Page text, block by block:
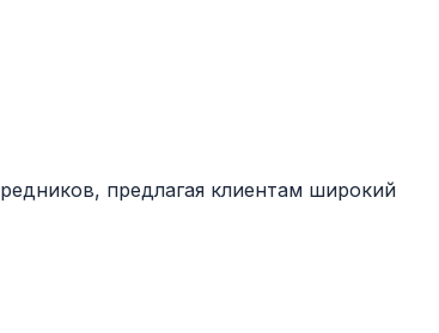
предлагая клиентам широкий